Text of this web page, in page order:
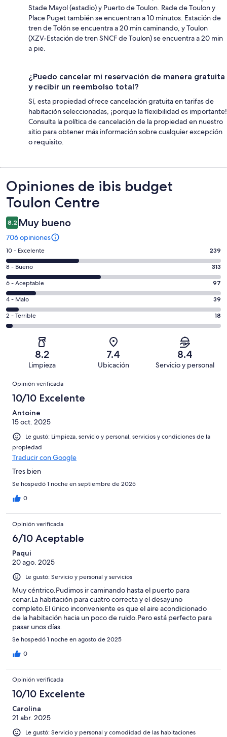
Stade Mayol (estadio) y Puerto de Toulon. Rade de Toulon y
Place Puget también se encuentran a 10 minutos. Estación de
tren de Tolón se encuentra a 20 min caminando, y Toulon
(XZV-Estación de tren SNCF de Toulon) se encuentra a 20 min
a pie.
¿Puedo cancelar mi reservación de manera gratuita
y recibir un reembolso total?
Sí, esta propiedad ofrece cancelación gratuita en tarifas de
habitación seleccionadas, ¡porque la flexibilidad es importante!
Consulta la política de cancelación de la propiedad en nuestro
sitio para obtener más información sobre cualquier excepción
o requisito.
Opiniones
Opiniones de ibis budget
Toulon Centre
8.2 Muy bueno
706 opiniones
Puntuación
de
10,
es
decir,
Excelente.
Basada
en
opiniones
10 - Excelente 239
Puntuación
de
8,
es
decir,
Bueno.
Basada
opiniones
8 - Bueno 313
Puntuación
de
6,
es
decir,
Aceptable.
de
706
opiniones
6 - Aceptable 97
Puntuación
de
4,
Basada
39
de
opiniones
4 - Malo 39
Puntuación
de
Terrible.
Basada
de
706
opiniones
2 - Terrible 18
8.2
Limpieza
7.4
Ubicación
8.4
Servicio y personal
Opiniones
Opinión verificada
10/10 Excelente
Antoine
15 oct. 2025
Le gustó: Limpieza, servicio y personal, servicios y condiciones de la
propiedad
Traducir con Google
Tres bien
Se hospedó 1 noche en septiembre de 2025
0
Opinión verificada
6/10 Aceptable
Paqui
20 ago. 2025
Le gustó: Servicio y personal y servicios
Muy céntrico.Pudimos ir caminando hasta el puerto para
cenar.La habitación para cuatro correcta y el desayuno
completo.El único inconveniente es que el aire acondicionado
de la habitación hacia un poco de ruido.Pero está perfecto para
pasar unos días.
Se hospedó 1 noche en agosto de 2025
0
Opinión verificada
10/10 Excelente
Carolina
21 abr. 2025
Le gustó: Servicio y personal y comodidad de las habitaciones